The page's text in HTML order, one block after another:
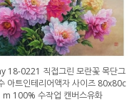
18-0221 직접그린 모란꽃 목단그
아트인테리어액자 사이즈 80x80c
m 100% 수작업 캔버스유화